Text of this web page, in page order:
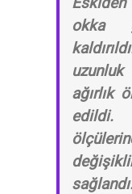
okka
ağırlık
edildi.